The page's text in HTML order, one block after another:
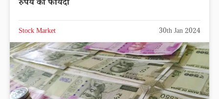
रुपये का फायदा
Stock Market 30th Jan 2024